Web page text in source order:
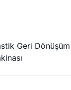
Geri Dönüşüm